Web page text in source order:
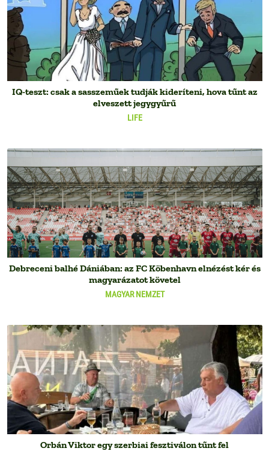
LIFE
IQ-teszt: csak a sasszeműek tudják kideríteni, hova tűnt az
elveszett jegygyűrű
MAGYAR NEMZET
Debreceni balhé Dániában: az FC Köbenhavn elnézést kér és
magyarázatot követel
Orbán Viktor egy szerbiai fesztiválon tűnt fel